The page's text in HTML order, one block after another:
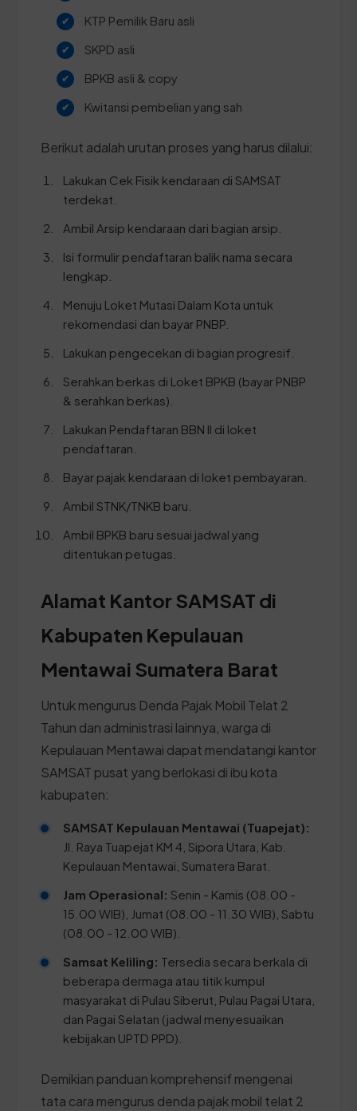
KTP Pemilik Baru asli
SKPD asli
BPKB asli & copy
Kwitansi pembelian yang sah
Berikut adalah urutan proses yang harus dilalui:
Lakukan Cek Fisik kendaraan di SAMSAT
terdekat.
Ambil Arsip kendaraan dari bagian arsip.
Isi formulir pendaftaran balik nama secara
lengkap.
Menuju Loket Mutasi Dalam Kota untuk
rekomendasi dan bayar PNBP.
Lakukan pengecekan di bagian progresif.
Serahkan berkas di Loket BPKB (bayar PNBP
& serahkan berkas).
Lakukan Pendaftaran BBN II di loket
pendaftaran.
Bayar pajak kendaraan di loket pembayaran.
Ambil STNK/TNKB baru.
Ambil BPKB baru sesuai jadwal yang
ditentukan petugas.
Alamat Kantor SAMSAT di
Kabupaten Kepulauan
Mentawai Sumatera Barat
Untuk mengurus Denda Pajak Mobil Telat 2
Tahun dan administrasi lainnya, warga di
Kepulauan Mentawai dapat mendatangi kantor
SAMSAT pusat yang berlokasi di ibu kota
kabupaten:
SAMSAT Kepulauan Mentawai (Tuapejat):
Jl. Raya Tuapejat KM 4, Sipora Utara, Kab.
Kepulauan Mentawai, Sumatera Barat.
Jam Operasional: Senin - Kamis (08.00 -
15.00 WIB), Jumat (08.00 - 11.30 WIB), Sabtu
(08.00 - 12.00 WIB).
Samsat Keliling: Tersedia secara berkala di
beberapa dermaga atau titik kumpul
masyarakat di Pulau Siberut, Pulau Pagai Utara,
dan Pagai Selatan (jadwal menyesuaikan
kebijakan UPTD PPD).
Demikian panduan komprehensif mengenai
tata cara mengurus denda pajak mobil telat 2